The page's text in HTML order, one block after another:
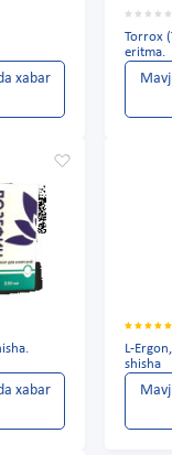
xabar
Torrox
eritma.
xabar
L-
shisha